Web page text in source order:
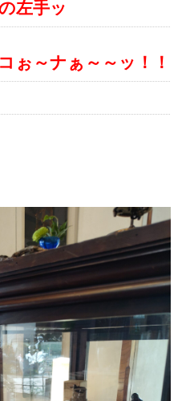
左手ッ
ぉ～ナぁ～～ッ！！